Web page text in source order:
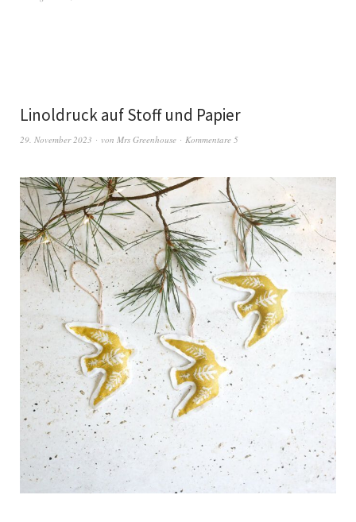
Linoldruck auf Stoff und Papier
29. November 2023 von Mrs Greenhouse Kommentare 5